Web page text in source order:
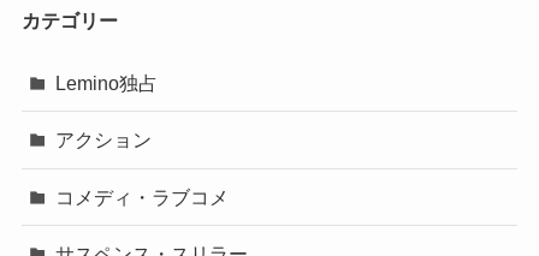
カテゴリー
Lemino独占
アクション
コメディ・ラブコメ